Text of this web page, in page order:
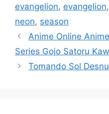
evangelion, evangelion,
neon, season
Anime Online
Series Gojo Satoru
Tomando Sol